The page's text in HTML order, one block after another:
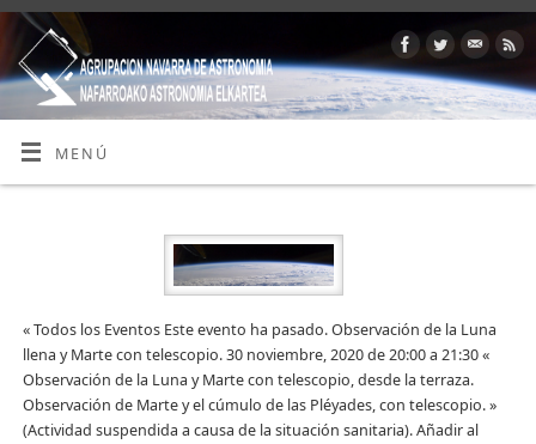
MENÚ
« Todos los Eventos Este evento ha pasado. Observación de la Luna
llena y Marte con telescopio. 30 noviembre, 2020 de 20:00 a 21:30 «
Observación de la Luna y Marte con telescopio, desde la terraza.
Observación de Marte y el cúmulo de las Pléyades, con telescopio. »
(Actividad suspendida a causa de la situación sanitaria). Añadir al